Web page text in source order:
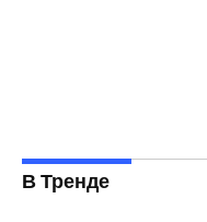
В Тренде